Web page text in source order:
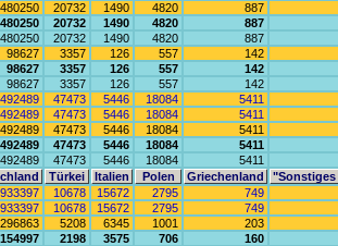
480250 20732 1490 4820 887
480250 20732 1490 4820 887
480250 20732 1490 4820 887
98627 3357 126 557 142
98627 3357 126 557 142
98627 3357 126 557 142
47473 5446 18084 5411
47473 5446 18084 5411
47473 5446 18084 5411
47473 5446 18084 5411
47473 5446 18084 5411
Türkei Italien Polen Griechenland "Sonstiges
933397 10678 15672 2795 749
933397 10678 15672 2795 749
296863 5208 6345 1001 203
154997 2198 3575 706 160